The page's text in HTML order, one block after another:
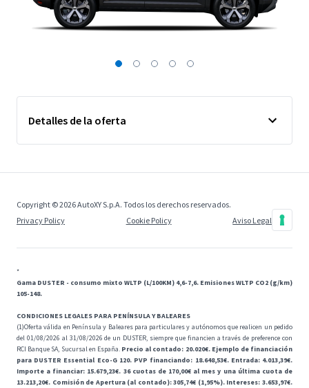
Detalles de la oferta
Copyright © 2026 AutoXY S.p.A. Todos los derechos reservados.
Privacy Policy
Cookie Policy Aviso Legal
*
Gama DUSTER - consumo mixto WLTP (L/100KM) 4,6-7,6. Emisiones WLTP CO2 (g/km)
105-148.
CONDICIONES LEGALES PARA PENÍNSULA Y BALEARES
(1)Oferta válida en Península y Baleares para particulares y autónomos que realicen un pedido
del 01/08/2026 al 31/08/2026 de un DUSTER, siempre que financien a través de preference con
RCI Banque SA, Sucursal en España. Precio al contado: 20.020€. Ejemplo de financiación
para DUSTER Essential Eco-G 120. PVP financiando: 18.648,53€. Entrada: 4.013,39€.
Importe a financiar: 15.679,23€. 36 cuotas de 170,00€ al mes y una última cuota de
13.213,20€. Comisión de Apertura (al contado): 305,74€ (1,95%). Intereses: 3.653,97€.